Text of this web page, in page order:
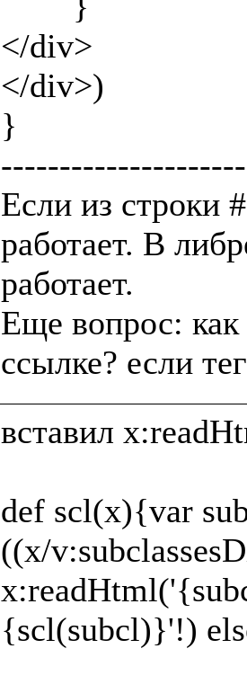
</div>
</div>)
}
Если из строки
работает. В
работает.
Еще вопрос: как
вставил
def scl(x){var
((x/
{scl(subcl)}'!)